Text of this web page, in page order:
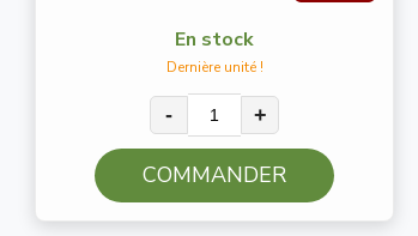
En stock
Dernière unité !
- +
COMMANDER